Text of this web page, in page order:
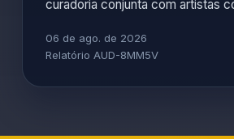
curadoria conjunta com artistas
06 de ago. de 2026
Relatório AUD-8MM5V